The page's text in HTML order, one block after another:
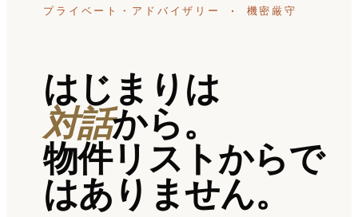
プライベート・アドバイザリー · 機密厳守
はじまりは
対話から。
物件リストからで
はありません。